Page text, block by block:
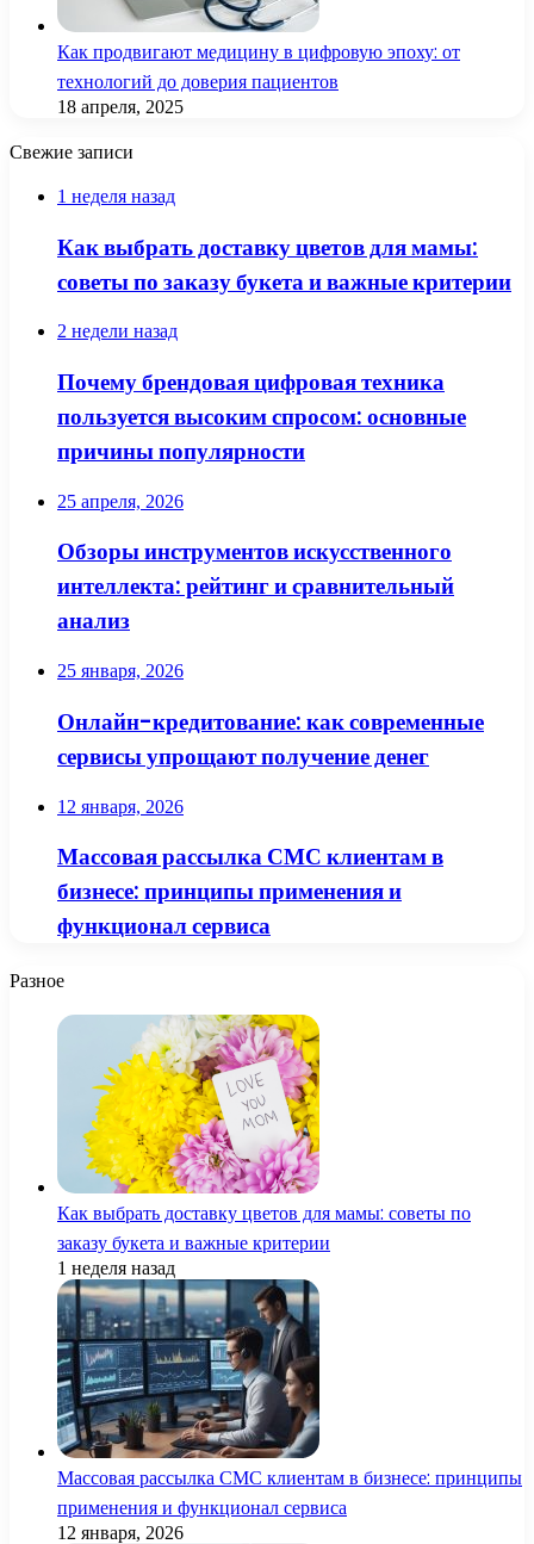
Как продвигают медицину в цифровую эпоху: от
технологий до доверия пациентов
18 апреля, 2025
Свежие записи
1 неделя назад
Как выбрать доставку цветов для мамы:
советы по заказу букета и важные критерии
2 недели назад
Почему брендовая цифровая техника
пользуется высоким спросом: основные
причины популярности
25 апреля, 2026
Обзоры инструментов искусственного
интеллекта: рейтинг и сравнительный
анализ
25 января, 2026
Онлайн-кредитование: как современные
сервисы упрощают получение денег
12 января, 2026
Массовая рассылка СМС клиентам в
бизнесе: принципы применения и
функционал сервиса
Разное
Как выбрать доставку цветов для мамы: советы по
заказу букета и важные критерии
1 неделя назад
Массовая рассылка СМС клиентам в бизнесе: принципы
применения и функционал сервиса
12 января, 2026